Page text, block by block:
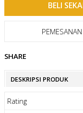
SHARE
DESKRIPSI PRODUK
Rating